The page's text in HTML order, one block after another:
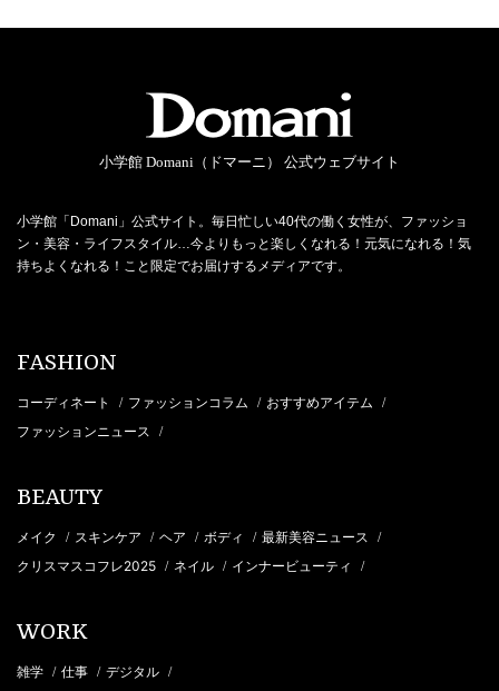
小学館 Domani（ドマーニ） 公式ウェブサイト
小学館「Domani」公式サイト。毎日忙しい40代の働く女性が、ファッショ
ン・美容・ライフスタイル…今よりもっと楽しくなれる！元気になれる！気
持ちよくなれる！こと限定でお届けするメディアです。
FASHION
コーディネート / ファッションコラム / おすすめアイテム /
ファッションニュース /
BEAUTY
メイク / スキンケア / ヘア / ボディ / 最新美容ニュース /
クリスマスコフレ2025 / ネイル / インナービューティ /
WORK
雑学 / 仕事 / デジタル /